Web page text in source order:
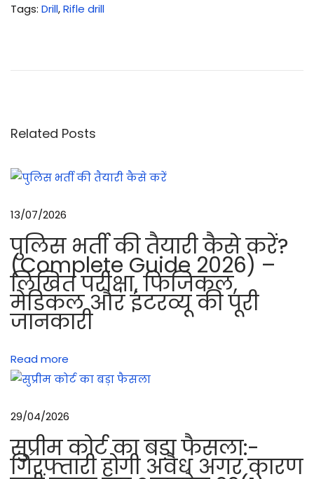
Tags: Drill,Rifle drill
बा
हु
क्म
ता
है
औ
र
इ
में
सा
ल
हो
ने
Related Posts
13/07/2026
पुलिस भर्ती की तैयारी कैसे करें?
(Complete Guide 2026) –
लिखित परीक्षा, फिजिकल,
मेडिकल और इंटरव्यू की पूरी
जानकारी
Read more
29/04/2026
सुप्रीम कोर्ट का बड़ा फैसला:-
गिरफ्तारी होगी अवैध अगर कारण